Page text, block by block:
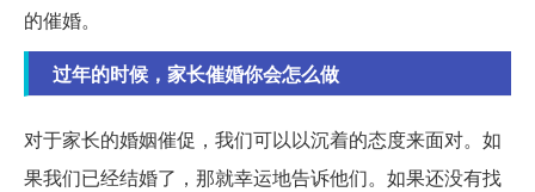
的催婚。
过年的时候，家长催婚你会怎么做
对于家长的婚姻催促，我们可以以沉着的态度来面对。如
果我们已经结婚了，那就幸运地告诉他们。如果还没有找